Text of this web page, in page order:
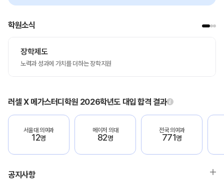
학원소식
장학제도
노력과 성과에 가치를 더하는 장학지원
러셀 X 메가스터디학원 2026학년도 대입 합격 결과
서울대 의예과
12명
메이저 의대
82명
전국 의예과
771명
공지사항